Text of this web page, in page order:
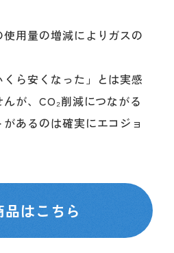
用量の増減によりガスの
ら安くなった」とは実感
が、CO₂削減につながる
あるのは確実にエコジョ
品はこちら